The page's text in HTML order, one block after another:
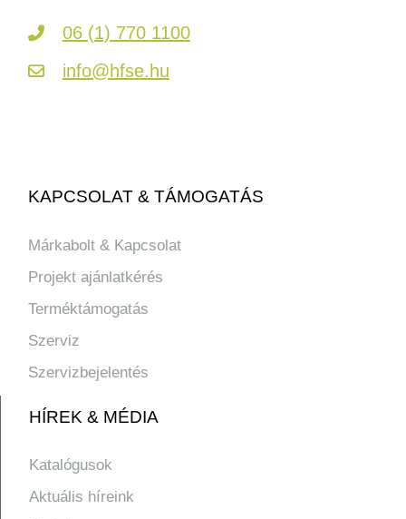
06 (1) 770 1100
info@hfse.hu
KAPCSOLAT & TÁMOGATÁS
Márkabolt & Kapcsolat
Projekt ajánlatkérés
Terméktámogatás
Szerviz
Szervizbejelentés
HÍREK & MÉDIA
Katalógusok
Aktuális híreink